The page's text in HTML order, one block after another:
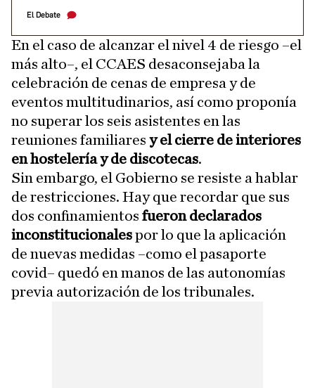
El Debate
En el caso de alcanzar el nivel 4 de riesgo –el
más alto–, el CCAES desaconsejaba la
celebración de cenas de empresa y de
eventos multitudinarios, así como proponía
no superar los seis asistentes en las
reuniones familiares y el cierre de interiores
en hostelería y de discotecas.
Sin embargo, el Gobierno se resiste a hablar
de restricciones. Hay que recordar que sus
dos confinamientos fueron declarados
inconstitucionalespor lo que la aplicación
de nuevas medidas –como el pasaporte
covid– quedó en manos de las autonomías
previa autorización de los tribunales.